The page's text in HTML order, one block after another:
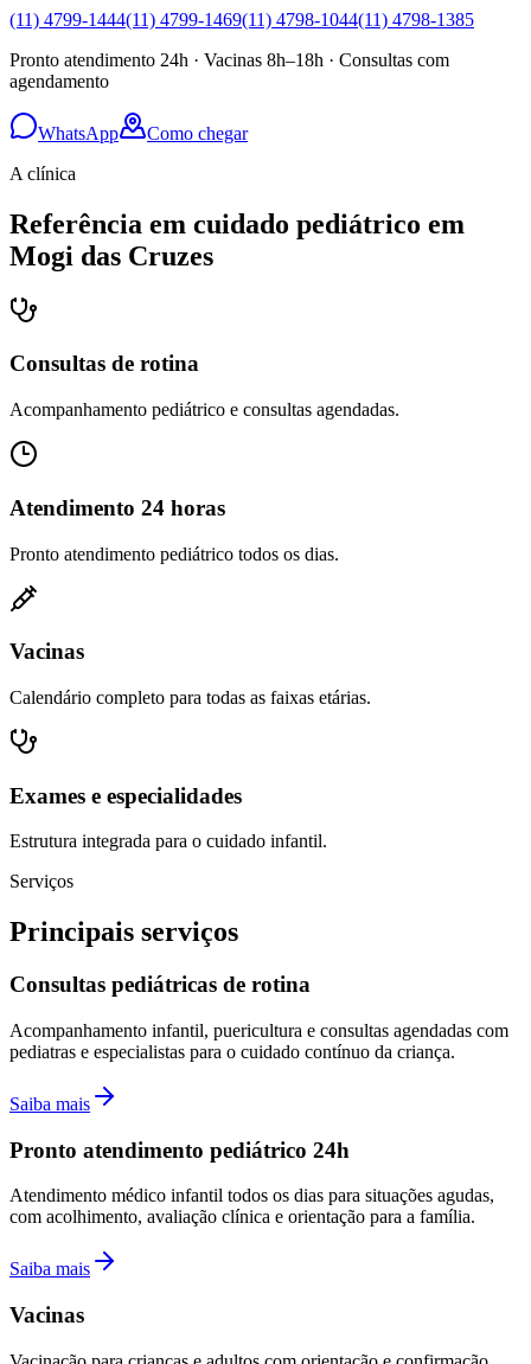
(11) 4799-1444(11) 4799-1469(11) 4798-1044(11) 4798-1385
Pronto atendimento 24h · Vacinas 8h–18h · Consultas com
agendamento
WhatsApp
Como chegar
A clínica
Referência em cuidado pediátrico em
Mogi das Cruzes
Consultas de rotina
Acompanhamento pediátrico e consultas agendadas.
Atendimento 24 horas
Pronto atendimento pediátrico todos os dias.
Vacinas
Calendário completo para todas as faixas etárias.
Exames e especialidades
Estrutura integrada para o cuidado infantil.
Serviços
Principais serviços
Consultas pediátricas de rotina
Acompanhamento infantil, puericultura e consultas agendadas com
pediatras e especialistas para o cuidado contínuo da criança.
Saiba mais
Pronto atendimento pediátrico 24h
Atendimento médico infantil todos os dias para situações agudas,
com acolhimento, avaliação clínica e orientação para a família.
Saiba mais
Vacinas